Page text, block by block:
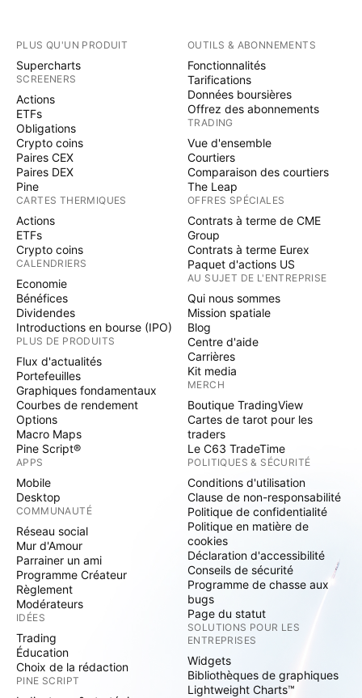
PLUS QU'UN PRODUIT
Supercharts
SCREENERS
Actions
ETFs
Obligations
Crypto coins
Paires CEX
Paires DEX
Pine
CARTES THERMIQUES
Actions
ETFs
Crypto coins
CALENDRIERS
Economie
Bénéfices
Dividendes
Introductions en bourse (IPO)
PLUS DE PRODUITS
Flux d'actualités
Portefeuilles
Graphiques fondamentaux
Courbes de rendement
Options
Macro Maps
Pine Script®
APPS
Mobile
Desktop
COMMUNAUTÉ
Réseau social
Mur d'Amour
Parrainer un ami
Programme Créateur
Règlement
Modérateurs
IDÉES
Trading
Éducation
Choix de la rédaction
PINE SCRIPT
OUTILS & ABONNEMENTS
Fonctionnalités
Tarifications
Données boursières
Offrez des abonnements
TRADING
Vue d'ensemble
Courtiers
Comparaison des courtiers
The Leap
OFFRES SPÉCIALES
Contrats à terme de CME
Group
Contrats à terme Eurex
Paquet d'actions US
AU SUJET DE L'ENTREPRISE
Qui nous sommes
Mission spatiale
Blog
Centre d'aide
Carrières
Kit media
MERCH
Boutique TradingView
Cartes de tarot pour les
traders
Le C63 TradeTime
POLITIQUES & SÉCURITÉ
Conditions d'utilisation
Clause de non-responsabilité
Politique de confidentialité
Politique en matière de
cookies
Déclaration d'accessibilité
Conseils de sécurité
Programme de chasse aux
bugs
Page du statut
SOLUTIONS POUR LES
ENTREPRISES
Widgets
Bibliothèques de graphiques
Lightweight Charts™